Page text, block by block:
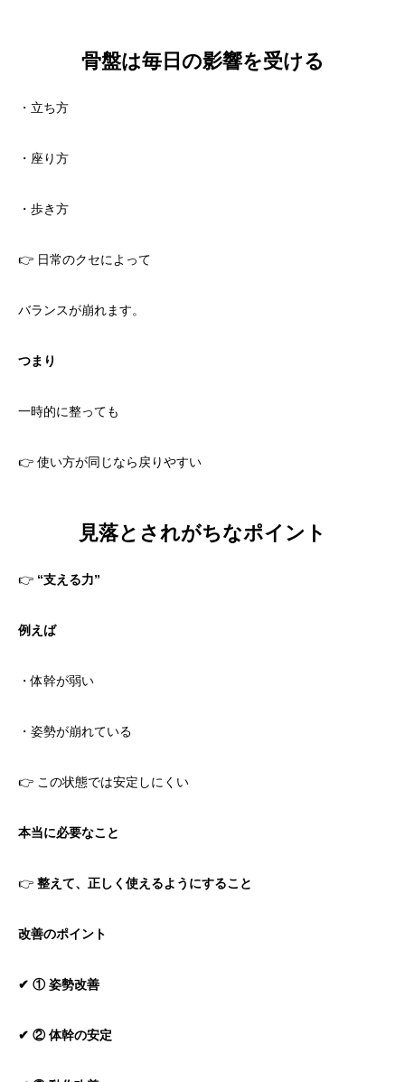
骨盤は毎日の影響を受ける
・立ち方
・座り方
・歩き方
👉 日常のクセによって
バランスが崩れます。
つまり
一時的に整っても
👉 使い方が同じなら戻りやすい
見落とされがちなポイント
👉 “支える力”
例えば
・体幹が弱い
・姿勢が崩れている
👉 この状態では安定しにくい
本当に必要なこと
👉 整えて、正しく使えるようにすること
改善のポイント
✔ ① 姿勢改善
✔ ② 体幹の安定